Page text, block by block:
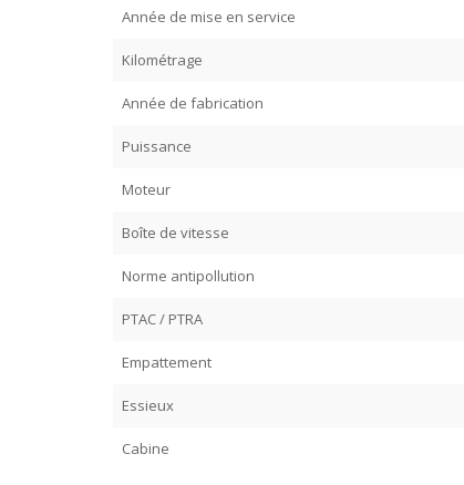
Année de mise en service
Kilométrage
Année de fabrication
Puissance
Moteur
Boîte de vitesse
Norme antipollution
PTAC / PTRA
Empattement
Essieux
Cabine